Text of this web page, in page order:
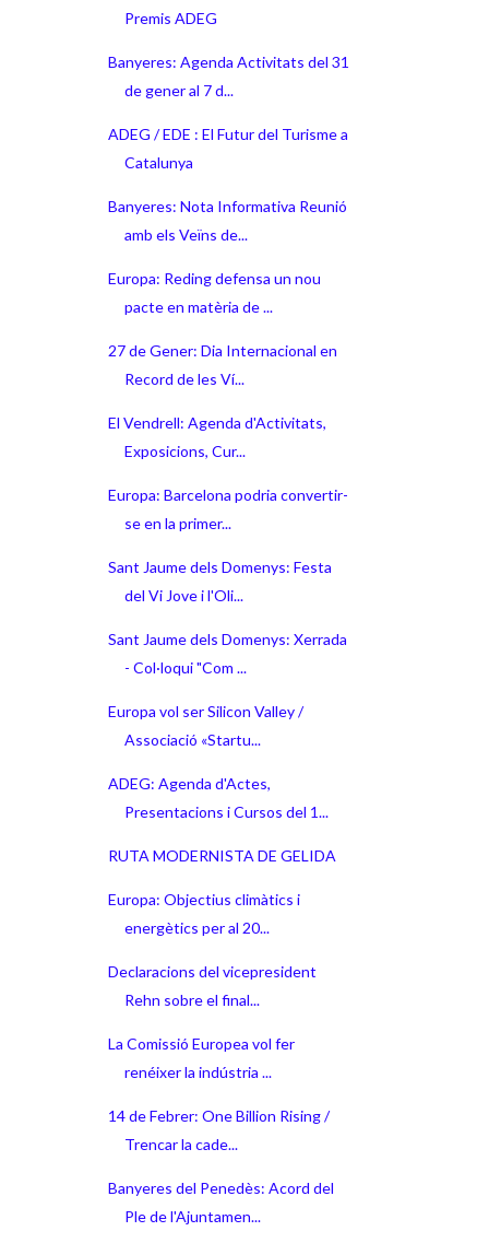
Premis ADEG
Banyeres: Agenda Activitats del 31
de gener al 7 d...
ADEG / EDE : El Futur del Turisme a
Catalunya
Banyeres: Nota Informativa Reunió
amb els Veïns de...
Europa: Reding defensa un nou
pacte en matèria de ...
27 de Gener: Dia Internacional en
Record de les Ví...
El Vendrell: Agenda d'Activitats,
Exposicions, Cur...
Europa: Barcelona podria convertir-
se en la primer...
Sant Jaume dels Domenys: Festa
del Vi Jove i l'Oli...
Sant Jaume dels Domenys: Xerrada
- Col·loqui "Com ...
Europa vol ser Silicon Valley /
Associació «Startu...
ADEG: Agenda d'Actes,
Presentacions i Cursos del 1...
RUTA MODERNISTA DE GELIDA
Europa: Objectius climàtics i
energètics per al 20...
Declaracions del vicepresident
Rehn sobre el final...
La Comissió Europea vol fer
renéixer la indústria ...
14 de Febrer: One Billion Rising /
Trencar la cade...
Banyeres del Penedès: Acord del
Ple de l'Ajuntamen...